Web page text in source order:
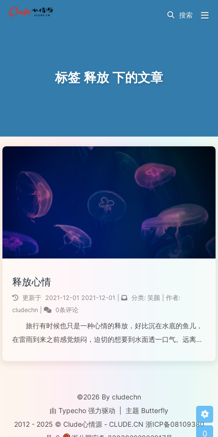
标签 释放 下的文章
释放心情
更新于 2021-12-01 2021-12-01 分类: 笑颜
作者:
cludechn
0条评论
旅行有时候也只是一种心情的释放，好比沉在水底的鱼儿，
在雷雨到来之前感觉烦闷，迫切的想要到水面透一口气。远离一
©2026 By cludechn
由 Typecho 强力驱动 主题 Butterfly
2012 - 2025 © Clude心情源 - CLUDE.CN 浙ICP备08109380
0